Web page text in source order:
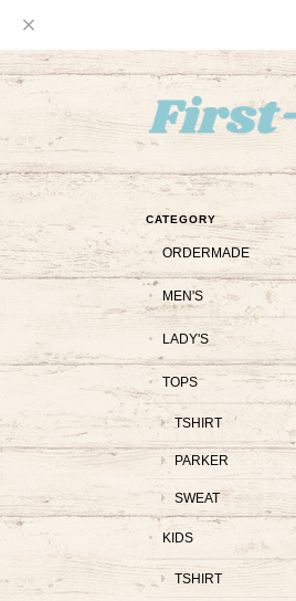
CATEGORY
ORDERMADE
MEN'S
LADY'S
TOPS
TSHIRT
PARKER
SWEAT
KIDS
TSHIRT